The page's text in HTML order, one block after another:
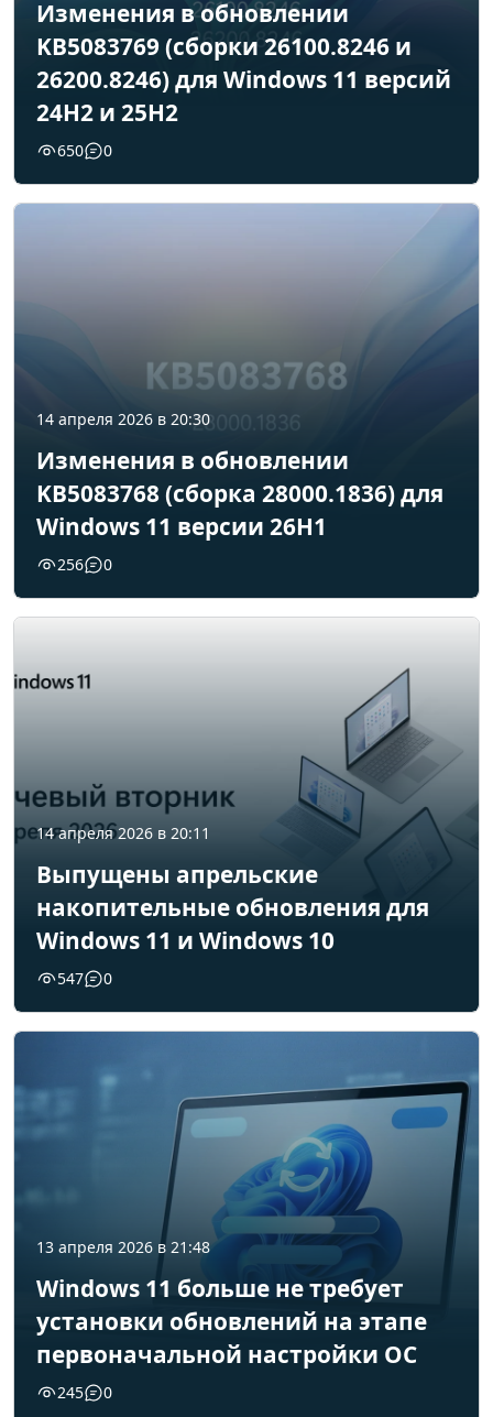
Изменения в обновлении
KB5083769 (сборки 26100.8246 и
26200.8246) для Windows 11 версий
24H2 и 25H2
650 0
14 апреля 2026 в 20:30
Изменения в обновлении
KB5083768 (сборка 28000.1836) для
Windows 11 версии 26H1
256 0
14 апреля 2026 в 20:11
Выпущены апрельские
накопительные обновления для
Windows 11 и Windows 10
547 0
13 апреля 2026 в 21:48
Windows 11 больше не требует
установки обновлений на этапе
первоначальной настройки ОС
245 0